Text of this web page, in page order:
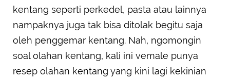
kentang seperti perkedel, pasta atau lainnya
nampaknya juga tak bisa ditolak begitu saja
oleh penggemar kentang. Nah, ngomongin
soal olahan kentang, kali ini vemale punya
resep olahan kentang yang kini lagi kekinian